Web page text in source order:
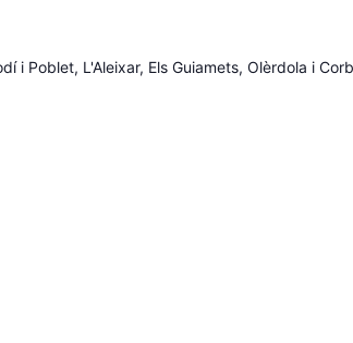
i Poblet, L'Aleixar, Els Guiamets, Olèrdola i